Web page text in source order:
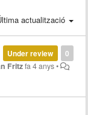
actualització
0
Under review
Fritzfa 4 anys•